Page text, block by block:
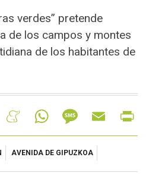
verdes” pretende
de los campos y montes
de los habitantes de
LinkedIn MeneameWhatsAppMessageEmail
AVENIDA DE GIPUZKOA